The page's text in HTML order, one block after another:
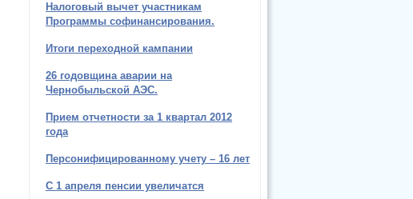
Налоговый вычет участникам
Программы софинансирования.
Итоги переходной кампании
26 годовщина аварии на
Чернобыльской АЭС.
Прием отчетности за 1 квартал 2012
года
Персонифицированному учету – 16 лет
С 1 апреля пенсии увеличатся